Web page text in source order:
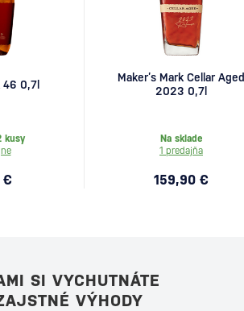
46 0,7l
kusy
€
Maker’s Mark Cellar Aged
2023 0,7l
Na sklade
1 predajňa
159,90 €
SI VYCHUTNÁTE
VÝHODY